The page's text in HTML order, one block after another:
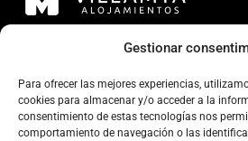
Gestionar
Para ofrecer las mejores experiencias,
cookies para almacenar y/o acceder a la
consentimiento de estas tecnologías nos
comportamiento de navegación o las
Contacto